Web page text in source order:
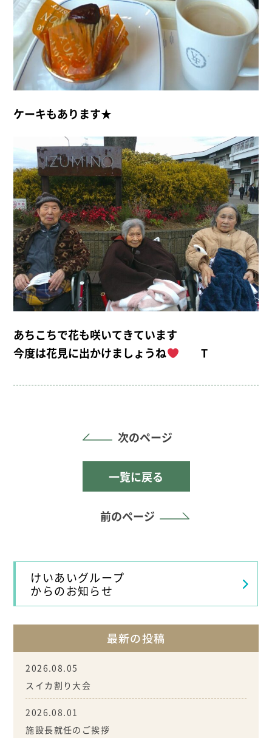
ケーキもあります★
あちこちで花も咲いてきています
今度は花見に出かけましょうね
T
次のページ
一覧に戻る
前のページ
けいあいグループ
からのお知らせ
最新の投稿
2026.08.05
スイカ割り大会
2026.08.01
施設長就任のご挨拶